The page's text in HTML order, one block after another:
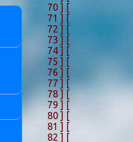
70 ] [
71 ] [
72 ] [
73 ] [
74 ] [
75 ] [
76 ] [
77 ][
78 ] [
79 ] [
80 ] [
81 ] [
82 ] [